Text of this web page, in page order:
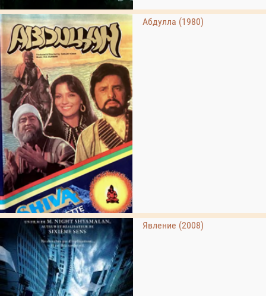
Абдулла (1980)
Явление (2008)